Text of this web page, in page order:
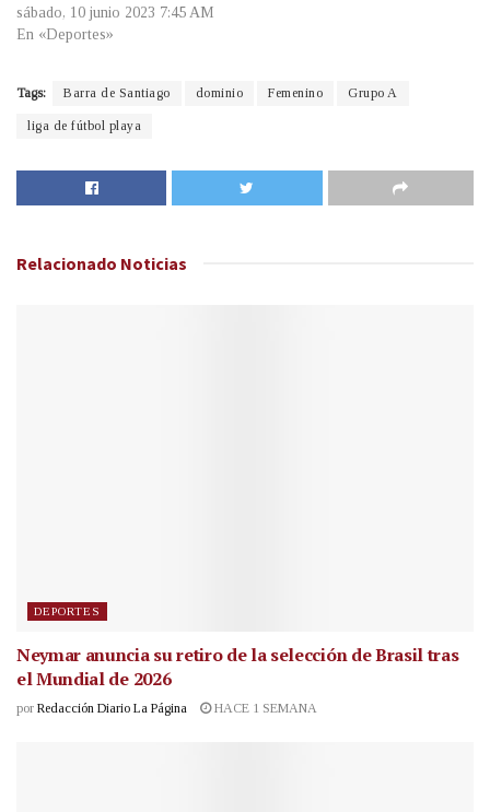
sábado, 10 junio 2023 7:45 AM
En «Deportes»
Tags: Barra de Santiago dominio Femenino Grupo A
liga de fútbol playa
Relacionado Noticias
DEPORTES
Neymar anuncia su retiro de la selección de Brasil tras
el Mundial de 2026
por Redacción Diario La Página HACE 1 SEMANA